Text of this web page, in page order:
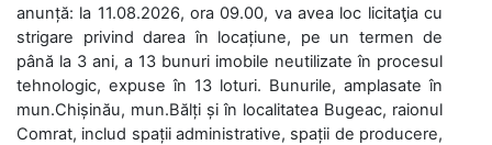
anunță: la 11.08.2026, ora 09.00, va avea loc licitaţia cu
strigare privind darea în locațiune, pe un termen de
până la 3 ani, a 13 bunuri imobile neutilizate în procesul
tehnologic, expuse în 13 loturi. Bunurile, amplasate în
mun.Chișinău, mun.Bălți și în localitatea Bugeac, raionul
Comrat, includ spații administrative, spații de producere,